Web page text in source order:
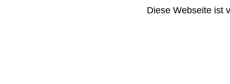
Diese Webseite ist